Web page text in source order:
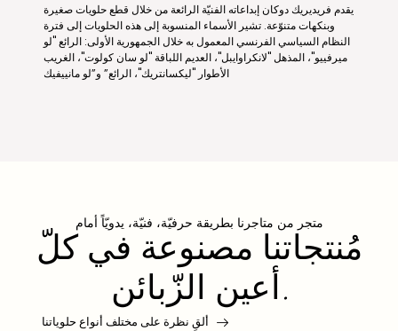
يقدم فريديريك دوكان إبداعاته الفنيّة الرائعة من خلال قطع حلويات صغيرة
وبنكهات متنوّعة. تشير الأسماء المنسوبة إلى هذه الحلويات إلى فترة
النظام السياسي الفرنسي المعمول به خلال الجمهورية الأولى: الرائع "لو
ميرفييو"، المذهل "لانكراوايبل"، العديم اللباقة "لو سان كولوت"، الغريب
الأطوار "ليكسانتريك"، الرائع” و”لو مانييفيك
متجر من متاجرنا بطريقة حرفيّة، فنيّة، يدويّاً أمام
مُنتجاتنا مصنوعة في كلّ
أعين الزّبائن.
ألقِ نظرة على مختلف أنواع حلوياتنا